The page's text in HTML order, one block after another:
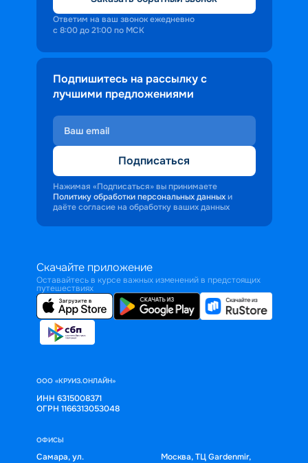
Ответим на ваш звонок ежедневно
с 8:00 до 21:00 по МСК
Подпишитесь на рассылку с
лучшими предложениями
Подписаться
Нажимая «Подписаться» вы принимаете
Политику обработки персональных данных и
даёте согласие на обработку ваших данных
Скачайте приложение
Оставайтесь в курсе важных изменений в предстоящих
путешествиях
ООО «КРУИЗ.ОНЛАЙН»
ИНН 6315008371
ОГРН 1166313053048
ОФИСЫ
Самара, ул.
Москва, ТЦ Gardenmir,